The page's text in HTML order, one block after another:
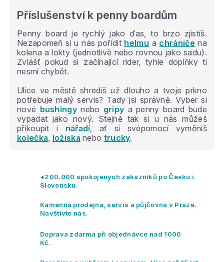
Příslušenství k penny boardům
Penny board je rychlý jako ďas, to brzo zjistíš.
Nezapomeň si u nás pořídit helmu a chrániče na
kolena a lokty (jednotlivě nebo rovnou jako sadu).
Zvlášť pokud si začínající rider, tyhle doplňky ti
nesmí chybět.
Ulice ve městě shredíš už dlouho a tvoje prkno
potřebuje malý servis? Tady jsi správně. Vyber si
nové bushingynebo gripy a penny board bude
vypadat jako nový. Stejně tak si u nás můžeš
přikoupit i nářadí , ať si svépomocí vyměníš
kolečka ložiska nebo trucky.
+200.000 spokojených zákazníků po Česku i
Slovensku.
Kamenná prodejna, servis a půjčovna v Praze.
Navštivte nás.
Doprava zdarma při objednávce nad 1000
Kč.